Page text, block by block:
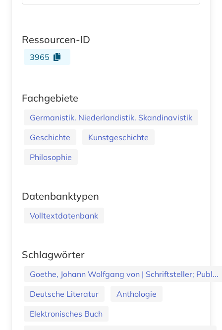
Ressourcen-ID
3965
Fachgebiete
Germanistik. Niederlandistik. Skandinavistik
Geschichte
Kunstgeschichte
Philosophie
Datenbanktypen
Volltextdatenbank
Schlagwörter
Goethe, Johann Wolfgang von | Schriftsteller; Publ...
Deutsche Literatur
Anthologie
Elektronisches Buch